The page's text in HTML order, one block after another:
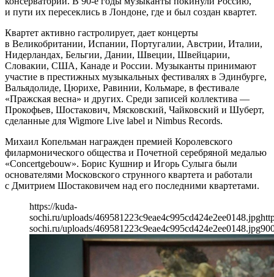
и пути их пересеклись в Лондоне, где и был создан квартет.
Квартет активно гастролирует, дает концерты
в Великобритании, Испании, Португалии, Австрии, Италии,
Нидерландах, Бельгии, Дании, Швеции, Швейцарии,
Словакии, США, Канаде и России. Музыканты принимают
участие в престижных музыкальных фестивалях в Эдинбурге,
Вальядолиде, Цюрихе, Равинии, Кольмаре, в фестивале
«Пражская весна» и других. Среди записей коллектива —
Прокофьев, Шостакович, Мясковский, Чайковский и Шуберт,
сделанные для Wigmore Live label и Nimbus Records.
Михаил Копельман награжден премией Королевского
филармонического общества и Почетной серебряной медалью
«Concertgebouw». Борис Кушнир и Игорь Сулыга были
основателями Московского струнного квартета и работали
с Дмитрием Шостаковичем над его последними квартетами.
https://kuda-
sochi.ru/uploads/469581223c9eae4c995cd424e2ee0148.jpg
sochi.ru/uploads/469581223c9eae4c995cd424e2ee0148.jpg